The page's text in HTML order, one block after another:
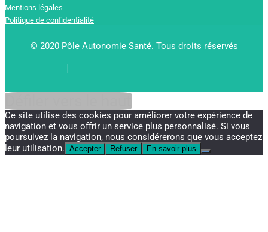
Mentions légales
Politique de confidentialité
© 2020 Pôle Autonomie Santé. Tous droits réservés
Ce site utilise des cookies pour améliorer votre expérience de
navigation et vous offrir un service plus personnalisé. Si vous
poursuivez la navigation, nous considérerons que vous acceptez
leur utilisation. Accepter Refuser En savoir plus